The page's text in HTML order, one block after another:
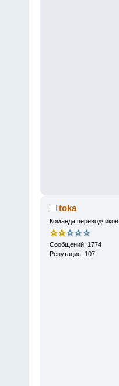
toka
Команда переводчиков
Сообщений: 1774
Репутация: 107